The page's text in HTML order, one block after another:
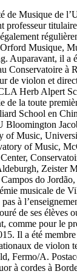
de Musique de
professeur
Musique,
Auparavant, il a
Conservatoire à
de violon et
Herb Alpert
de la toute
School en
Bloomington
of Music,
of Music,
Zeister
do
musicale de
à
de ses élèves
comme pour le
Il a été
de violon
Fermo/A.
à cordes à